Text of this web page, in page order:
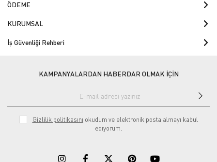
ÖDEME
KURUMSAL
İş Güvenliği Rehberi
KAMPANYALARDAN HABERDAR OLMAK İÇİN
Gizlilik politikasını okudum ve elektronik posta almayı kabul
ediyorum.